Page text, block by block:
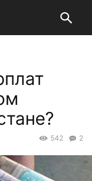
2
542